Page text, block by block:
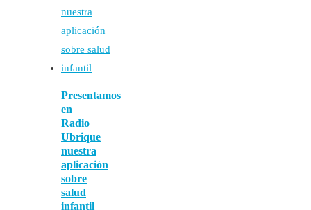
Presentamos
en
Radio
Ubrique
nuestra
aplicación
sobre
salud
infantil